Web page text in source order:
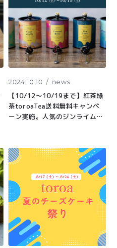
2024.10.10 news
【10/12〜10/19まで】紅茶緑
茶toroaTea送料無料キャンペ
ーン実施。人気のジンライムも